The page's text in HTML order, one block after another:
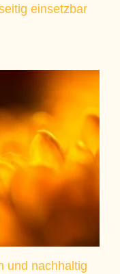
einsetzbar
und nachhaltig